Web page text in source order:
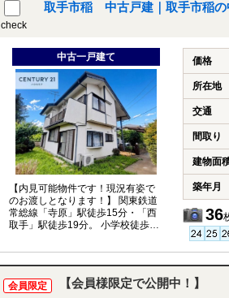
check
取手市稲 中古戸建｜取手市稲の
中古一戸建て
【内見可能物件です！現況有姿で
のお渡しとなります！】 関東鉄道
常総線「寺原」駅徒歩15分・「西
取手」駅徒歩19分。 小学校徒歩9
宅街
価格
所在地
交通
間取り
建物面
築年月
36
会員限定 【会員様限定で公開中！】